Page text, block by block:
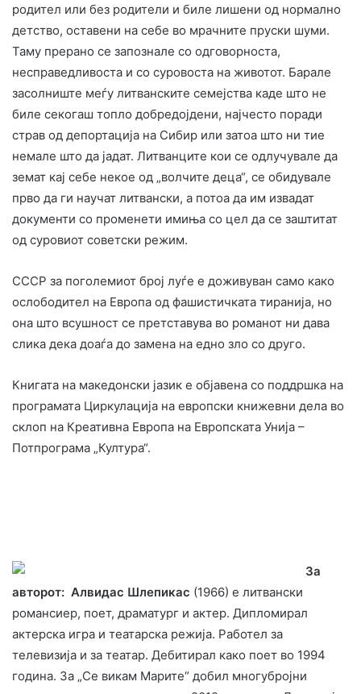
родител или без родители и биле лишени од нормално
детство, оставени на себе во мрачните пруски шуми.
Таму прерано се запознале со одговорноста,
несправедливоста и со суровоста на животот. Барале
засолниште меѓу литванските семејства каде што не
биле секогаш топло добредојдени, најчесто поради
страв од депортација на Сибир или затоа што ни тие
немале што да јадат. Литванците кои се одлучувале да
земат кај себе некое од „волчите деца“, се обидувале
прво да ги научат литвански, а потоа да им извадат
документи со променети имиња со цел да се заштитат
од суровиот советски режим.
СССР за поголемиот број луѓе е доживуван само како
ослободител на Европа од фашистичката тиранија, но
она што всушност се претставува во романот ни дава
слика дека доаѓа до замена на едно зло со друго.
Книгата на македонски јазик е објавена со поддршка на
програмата Циркулација на европски книжевни дела во
склоп на Креативна Европа на Европската Унија –
Потпрограма „Култура“.
За
авторот: Алвидас Шлепикас (1966) е литвански
романсиер, поет, драматург и актер. Дипломирал
актерска игра и театарска режија. Работел за
телевизија и за театар. Дебитирал како поет во 1994
година. За „Се викам Марите“ добил многубројни